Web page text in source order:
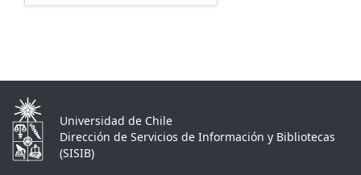
Universidad de Chile
Dirección de Servicios de Información y Bibliotecas
(SISIB)